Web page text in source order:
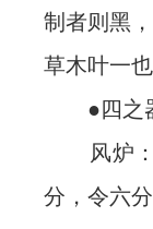
制者则黑
草木叶一
●四之
风炉：
分，令六